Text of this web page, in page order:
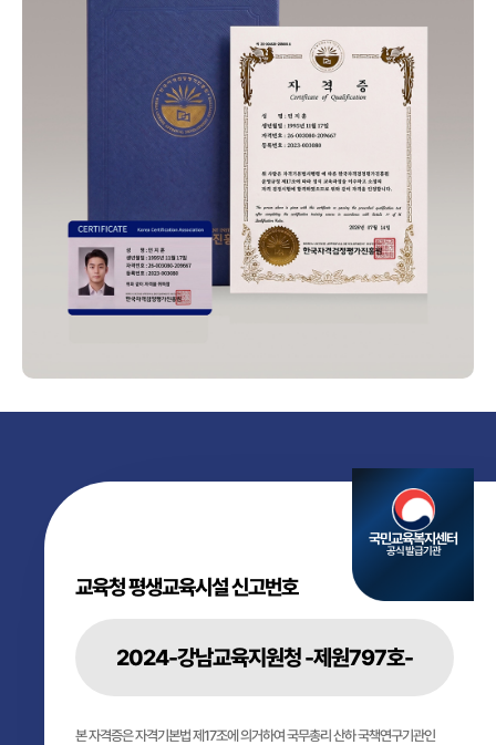
국민교육복지센터
공식 발급기관
교육청 평생교육시설 신고번호
2024-강남교육지원청 -제원797호-
본 자격증은 자격기본법 제17조에 의거하여 국무총리 산하 국책연구기관인